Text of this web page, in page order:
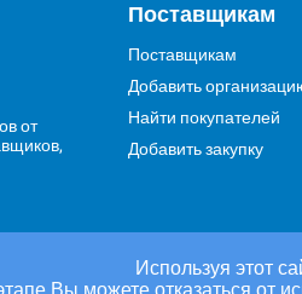
Используя этот
Вы можете отказаться от
от
Поставщикам
Поставщикам
Добавить
Найти покупателей
Добавить закупку